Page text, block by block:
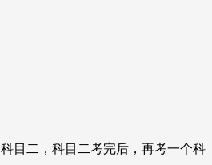
目二，科目二考完后，再考一个科